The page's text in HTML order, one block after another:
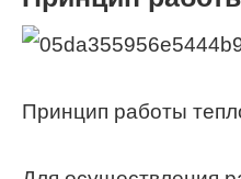
Принцип работы